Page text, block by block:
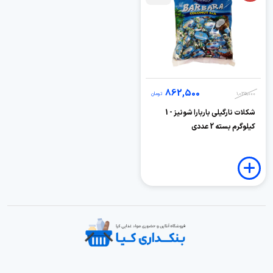
1,035,000
862,500 تومان
شکلات نارگیلی باربارا شونیز - 1
کیلوگرم بسته 2 عددی